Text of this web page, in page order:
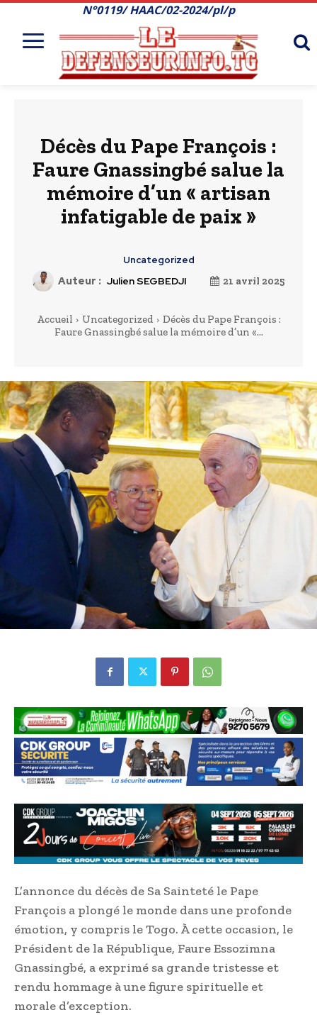
N°0119/ HAAC/02-2024/pl/p
Décès du Pape François :
Faure Gnassingbé salue la
mémoire d’un « artisan
infatigable de paix »
Uncategorized
Auteur : Julien SEGBEDJI 21 avril 2025
Accueil Uncategorized
Décès du Pape François :
Faure Gnassingbé salue la mémoire d’un «...
L’annonce du décès de Sa Sainteté le Pape
François a plongé le monde dans une profonde
émotion, y compris le Togo. À cette occasion, le
Président de la République, Faure Essozimna
Gnassingbé, a exprimé sa grande tristesse et
rendu hommage à une figure spirituelle et
morale d’exception.